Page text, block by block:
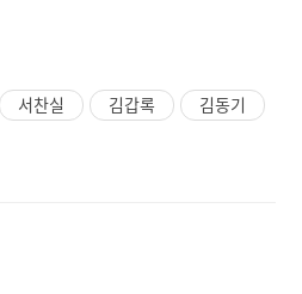
서찬실 김갑록
김동기